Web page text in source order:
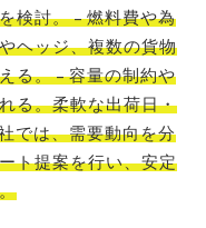
検討。 – 燃料費や為
ヘッジ、複数の貨物
る。 – 容量の制約や
る。柔軟な出荷日・
では、需要動向を分
ト提案を行い、安定